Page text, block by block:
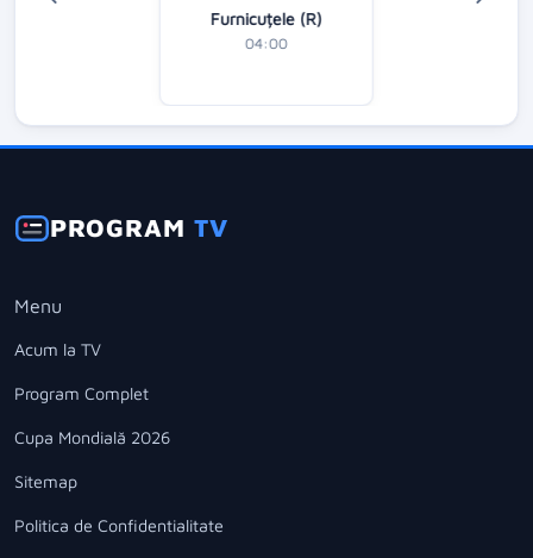
Furnicuțele (R)
04:00
PROGRAMTV
Menu
Acum la TV
Program Complet
Cupa Mondială 2026
Sitemap
Politica de Confidentialitate